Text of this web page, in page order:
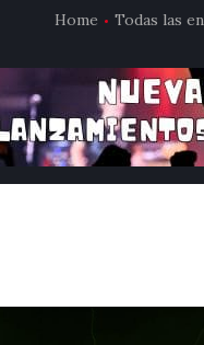
Home Todas las